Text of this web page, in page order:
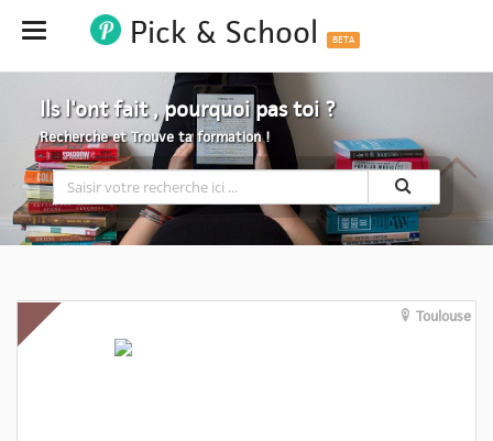
Hide Pick & School BETA
Ils l'ont fait , pourquoi pas toi ?
Recherche et Trouve ta formation !
Toulouse